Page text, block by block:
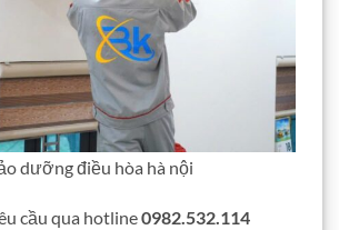
dưỡng điều hòa hà nội
cầu qua hotline0982.532.114